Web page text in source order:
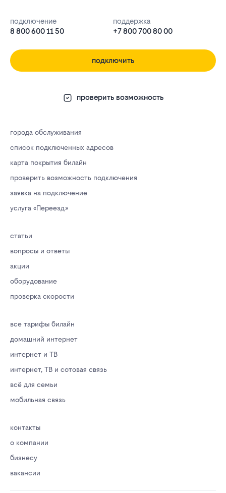
подключение
8 800 600 11 50
поддержка
+7 800 700 80 00
подключить
проверить возможность
города обслуживания
список подключенных адресов
карта покрытия билайн
проверить возможность подключения
заявка на подключение
услуга «Переезд»
статьи
вопросы и ответы
акции
оборудование
проверка скорости
все тарифы билайн
домашний интернет
интернет и ТВ
интернет, ТВ и сотовая связь
всё для семьи
мобильная связь
контакты
о компании
бизнесу
вакансии